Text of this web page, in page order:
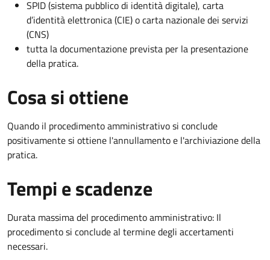
SPID (sistema pubblico di identità digitale), carta
d’identità elettronica (CIE) o carta nazionale dei servizi
(CNS)
tutta la documentazione prevista per la presentazione
della pratica.
Cosa si ottiene
Quando il procedimento amministrativo si conclude
positivamente si ottiene l'annullamento e l'archiviazione della
pratica.
Tempi e scadenze
Durata massima del procedimento amministrativo: Il
procedimento si conclude al termine degli accertamenti
necessari.